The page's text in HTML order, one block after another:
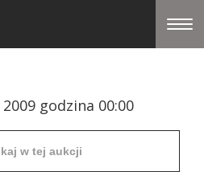
godzina 00:00